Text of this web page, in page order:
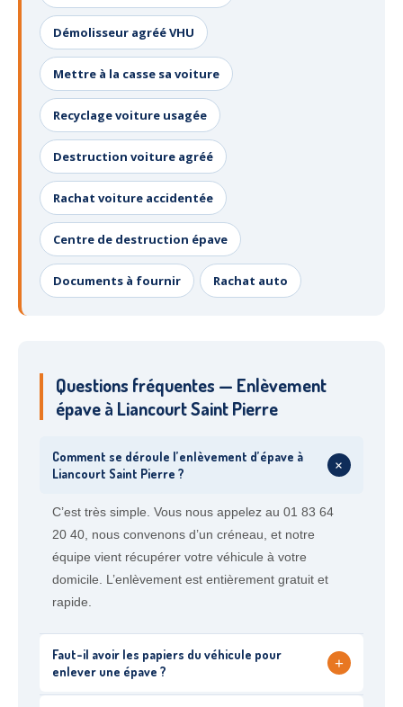
Démolisseur agréé VHU
Mettre à la casse sa voiture
Recyclage voiture usagée
Destruction voiture agréé
Rachat voiture accidentée
Centre de destruction épave
Documents à fournir Rachat auto
Questions fréquentes — Enlèvement
épave à Liancourt Saint Pierre
Comment se déroule l’enlèvement d’épave à
Liancourt Saint Pierre ?
+
C’est très simple. Vous nous appelez au 01 83 64
20 40, nous convenons d’un créneau, et notre
équipe vient récupérer votre véhicule à votre
domicile. L’enlèvement est entièrement gratuit et
rapide.
Faut-il avoir les papiers du véhicule pour
enlever une épave ?
+